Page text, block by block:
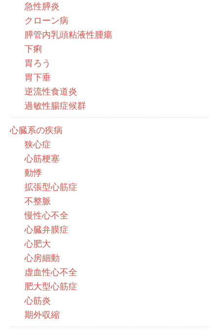
急性膵炎
クローン病
膵管内乳頭粘液性腫瘍
下痢
胃ろう
胃下垂
逆流性食道炎
過敏性腸症候群
心臓系の疾病
狭心症
心筋梗塞
動悸
拡張型心筋症
不整脈
慢性心不全
心臓弁膜症
心肥大
心房細動
虚血性心不全
肥大型心筋症
心筋炎
期外収縮